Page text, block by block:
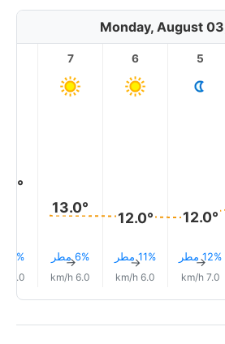
Monday, August
5
12.0°
12% مطر↑
7.0 km/h
6
12.0°
11% مطر
↑
6.0 km/h
7
13.0°
6% مطر↑
6.0 km/h
3% مطر
8.0 km/h